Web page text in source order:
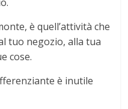
è quell’attività che
tuo negozio, alla tua
cose.
è inutile